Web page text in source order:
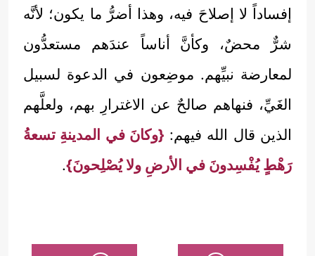
إفساداً لا إصلاحَ فيه، وهذا أضرُّ ما يكون؛ لأنَّه
شرٌّ محضٌ، وكأنَّ أناساً عندَهم مستعدُّون
لمعارضة نبيِّهم. موضِعون في الدعوة لسبيل
الغَيِّ، فنهاهم صالحٌ عن الاغترارِ بهم، ولعلَّهم
الذين قال الله فيهم: {وكانَ في المدينةِ تسعةُ
رَهْطٍ يُفْسِدونَ في الأرضِ ولا يُصْلِحونَ}.